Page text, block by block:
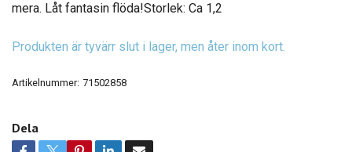
mera. Låt fantasin flöda!Storlek: Ca 1,2
Produkten är tyvärr slut i lager, men åter inom kort.
Artikelnummer: 71502858
Dela